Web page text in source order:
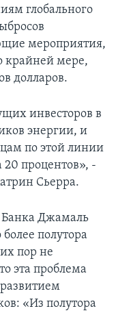
глобального
мероприятия,
крайней мере,
долларов.
инвесторов в
энергии, и
по этой линии
процентов», -
Сьерра.
Банка Джамаль
полутора
пор не
эта проблема
«Из полутора